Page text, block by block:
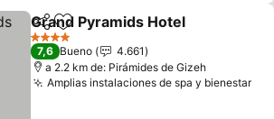
CompartirAñadir a favoritos
Grand Pyramids Hotel
4 Estrellas
7,6 Bueno
4.661
a 2.2 km de: Pirámides de Gizeh
Amplias instalaciones de spa y bienestar